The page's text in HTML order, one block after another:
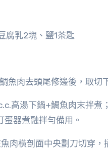
腐乳2塊、鹽1茶匙
魚肉去頭尾修邊後，取切
高湯下鍋+鯛魚肉末拌
器煮融拌勻備用。
肉橫剖面中央劃刀切穿，